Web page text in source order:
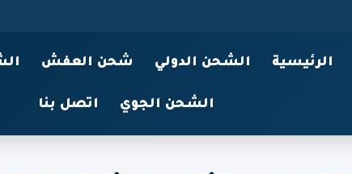
الرئيسية الشحن الدولي شحن العفش
الشحن الجوي اتصل بنا